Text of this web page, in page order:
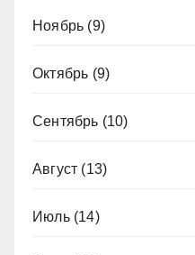
Ноябрь (9)
Октябрь (9)
Сентябрь (10)
Август (13)
Июль(14)